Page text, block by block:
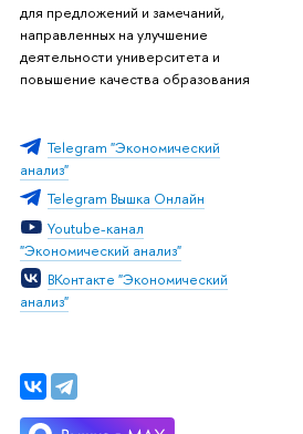
для предложений и замечаний,
направленных на улучшение
деятельности университета и
повышение качества образования
Telegram "Экономический
анализ"
Telegram Вышка Онлайн
Youtube-канал
"Экономический анализ"
ВКонтакте "Экономический
анализ"